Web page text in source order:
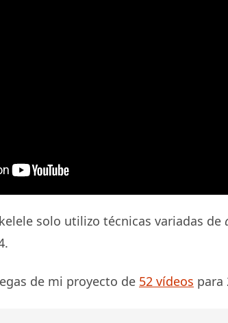
solo utilizo técnicas variadas de
de mi proyecto de 52 vídeos para